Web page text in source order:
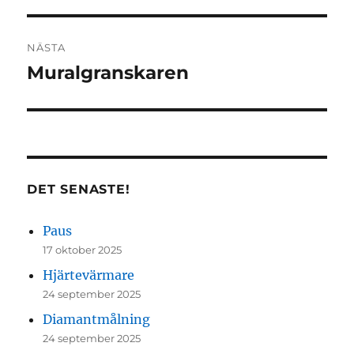
NÄSTA
Nästa
Muralgranskaren
DET SENASTE!
Paus
17 oktober 2025
Hjärtevärmare
24 september 2025
Diamantmålning
24 september 2025